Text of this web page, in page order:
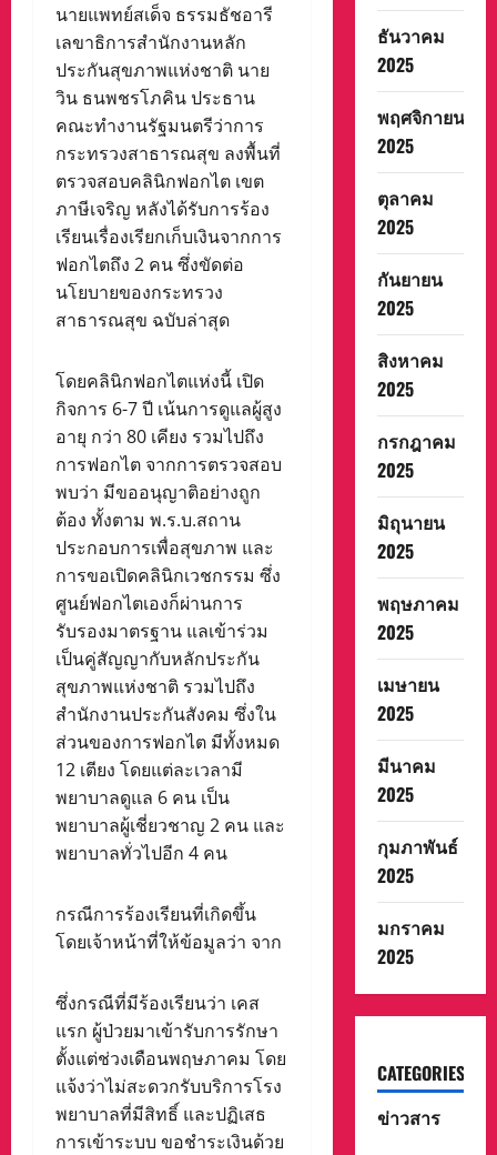
นายแพทย์สเด็จ ธรรมธัชอารี
เลขาธิการสำนักงานหลัก
ประกันสุขภาพแห่งชาติ นาย
วิน ธนพชรโภคิน ประธาน
คณะทำงานรัฐมนตรีว่าการ
กระทรวงสาธารณสุข ลงพื้นที่
ตรวจสอบคลินิกฟอกไต เขต
ภาษีเจริญ หลังได้รับการร้อง
เรียนเรื่องเรียกเก็บเงินจากการ
ฟอกไตถึง 2 คน ซึ่งขัดต่อ
นโยบายของกระทรวง
สาธารณสุข ฉบับล่าสุด
โดยคลินิกฟอกไตแห่งนี้ เปิด
กิจการ 6-7 ปี เน้นการดูแลผู้สูง
อายุ กว่า 80 เคียง รวมไปถึง
การฟอกไต จากการตรวจสอบ
พบว่า มีขออนุญาติอย่างถูก
ต้อง ทั้งตาม พ.ร.บ.สถาน
ประกอบการเพื่อสุขภาพ และ
การขอเปิดคลินิกเวชกรรม ซึ่ง
ศูนย์ฟอกไตเองก็ผ่านการ
รับรองมาตรฐาน แลเข้าร่วม
เป็นคู่สัญญากับหลักประกัน
สุขภาพแห่งชาติ รวมไปถึง
สำนักงานประกันสังคม ซึ่งใน
ส่วนของการฟอกไต มีทั้งหมด
12 เตียง โดยแต่ละเวลามี
พยาบาลดูแล 6 คน เป็น
พยาบาลผู้เชี่ยวชาญ 2 คน และ
พยาบาลทั่วไปอีก 4 คน
กรณีการร้องเรียนที่เกิดขึ้น
โดยเจ้าหน้าที่ให้ข้อมูลว่า จาก
ซึ่งกรณีที่มีร้องเรียนว่า เคส
แรก ผู้ป่วยมาเข้ารับการรักษา
ตั้งแต่ช่วงเดือนพฤษภาคม โดย
แจ้งว่าไม่สะดวกรับบริการโรง
พยาบาลที่มีสิทธิ์ และปฏิเสธ
การเข้าระบบ ขอชำระเงินด้วย
ธันวาคม
2025
พฤศจิกายน
2025
ตุลาคม
2025
กันยายน
2025
สิงหาคม
2025
กรกฎาคม
2025
มิถุนายน
2025
พฤษภาคม
2025
เมษายน
2025
มีนาคม
2025
กุมภาพันธ์
2025
มกราคม
2025
CATEGORIES
ข่าวสาร